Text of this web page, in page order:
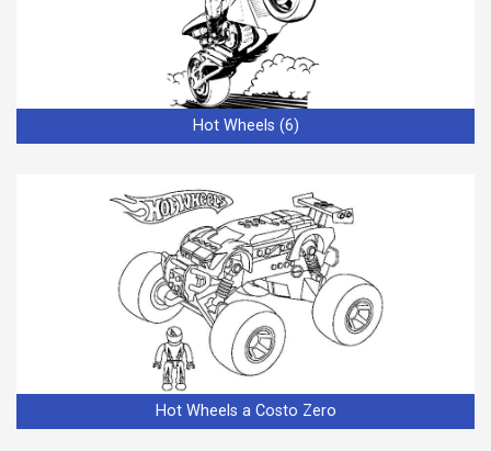
Hot Wheels (6)
Hot Wheels a Costo Zero